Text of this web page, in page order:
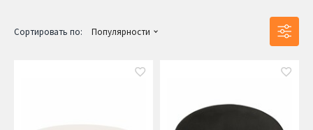
Сортировать по: Популярности